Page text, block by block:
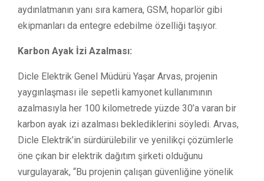
aydınlatmanın yanı sıra kamera, GSM, hoparlör gibi
ekipmanları da entegre edebilme özelliği taşıyor.
Karbon Ayak İzi Azalması:
Dicle Elektrik Genel Müdürü Yaşar Arvas, projenin
yaygınlaşması ile sepetli kamyonet kullanımının
azalmasıyla her 100 kilometrede yüzde 30’a varan bir
karbon ayak izi azalması beklediklerini söyledi. Arvas,
Dicle Elektrik’in sürdürülebilir ve yenilikçi çözümlerle
öne çıkan bir elektrik dağıtım şirketi olduğunu
vurgulayarak, “Bu projenin çalışan güvenliğine yönelik